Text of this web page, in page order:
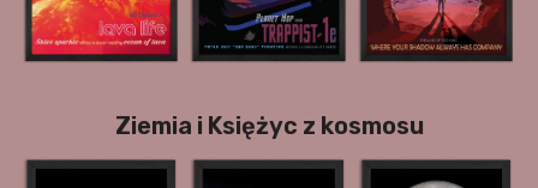
Ziemia i Księżyc z kosmosu